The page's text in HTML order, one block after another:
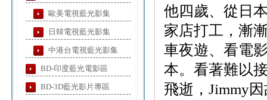
歐美電視藍光影集
日韓電視藍光影集
中港台電視藍光影集
BD-印度藍光電影區
BD-3D藍光影片專區
他四歲、從日
家店打工，漸
車夜遊、看電
本。看著難以
飛逝，Jimmy